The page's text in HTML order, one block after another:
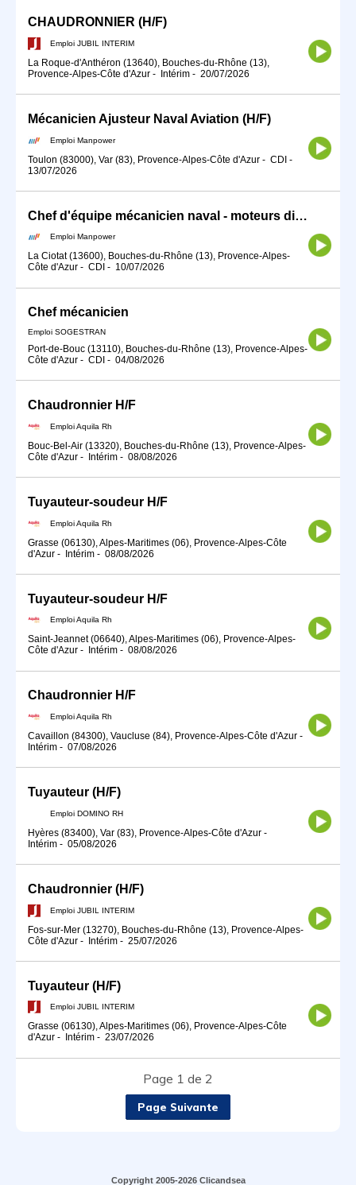
CHAUDRONNIER (H/F)
Emploi JUBIL INTERIM
La Roque-d'Anthéron (13640), Bouches-du-Rhône (13),
Provence-Alpes-Côte d'Azur - Intérim - 20/07/2026
Mécanicien Ajusteur Naval Aviation (H/F)
Emploi Manpower
Toulon (83000), Var (83), Provence-Alpes-Côte d'Azur - CDI -
13/07/2026
Chef d'équipe mécanicien naval - moteurs diesel (H/F)
Emploi Manpower
La Ciotat (13600), Bouches-du-Rhône (13), Provence-Alpes-
Côte d'Azur - CDI - 10/07/2026
Chef mécanicien
Emploi SOGESTRAN
Port-de-Bouc (13110), Bouches-du-Rhône (13), Provence-Alpes-
Côte d'Azur - CDI - 04/08/2026
Chaudronnier H/F
Emploi Aquila Rh
Bouc-Bel-Air (13320), Bouches-du-Rhône (13), Provence-Alpes-
Côte d'Azur - Intérim - 08/08/2026
Tuyauteur-soudeur H/F
Emploi Aquila Rh
Grasse (06130), Alpes-Maritimes (06), Provence-Alpes-Côte
d'Azur - Intérim - 08/08/2026
Tuyauteur-soudeur H/F
Emploi Aquila Rh
Saint-Jeannet (06640), Alpes-Maritimes (06), Provence-Alpes-
Côte d'Azur - Intérim - 08/08/2026
Chaudronnier H/F
Emploi Aquila Rh
Cavaillon (84300), Vaucluse (84), Provence-Alpes-Côte d'Azur -
Intérim - 07/08/2026
Tuyauteur (H/F)
Emploi DOMINO RH
Hyères (83400), Var (83), Provence-Alpes-Côte d'Azur -
Intérim - 05/08/2026
Chaudronnier (H/F)
Emploi JUBIL INTERIM
Fos-sur-Mer (13270), Bouches-du-Rhône (13), Provence-Alpes-
Côte d'Azur - Intérim - 25/07/2026
Tuyauteur (H/F)
Emploi JUBIL INTERIM
Grasse (06130), Alpes-Maritimes (06), Provence-Alpes-Côte
d'Azur - Intérim - 23/07/2026
Page 1 de 2
Page Suivante
Copyright 2005-2026 Clicandsea